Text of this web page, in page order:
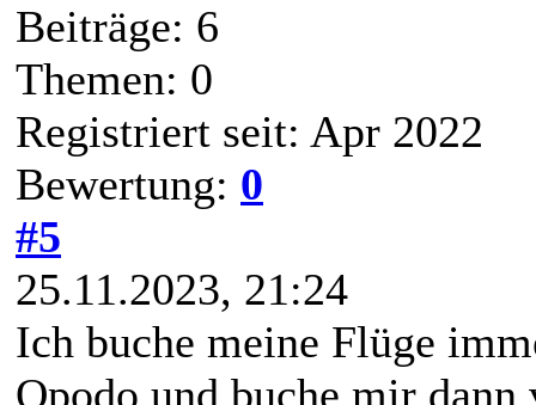
Beiträge: 6
Themen: 0
Registriert seit: Apr 2022
Bewertung: 0
#5
25.11.2023, 21:24
Ich buche meine Flüge
Opodo und buche mir